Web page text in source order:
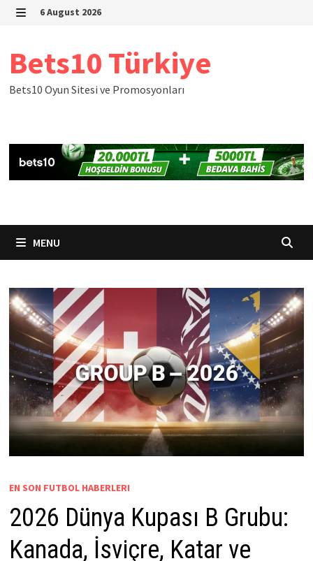
Skip
6 August 2026
Bets10 Türkiye
Bets10 Oyun Sitesi ve Promosyonları
MENU
EN SON FUTBOL HABERLERI
2026 Dünya Kupası B Grubu:
Kanada, İsviçre, Katar ve